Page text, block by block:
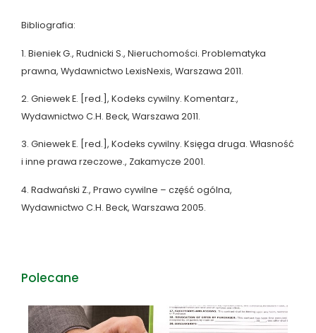
Bibliografia:
1. Bieniek G., Rudnicki S., Nieruchomości. Problematyka
prawna, Wydawnictwo LexisNexis, Warszawa 2011.
2. Gniewek E. [red.], Kodeks cywilny. Komentarz.,
Wydawnictwo C.H. Beck, Warszawa 2011.
3. Gniewek E. [red.], Kodeks cywilny. Księga druga. Własność
i inne prawa rzeczowe., Zakamycze 2001.
4. Radwański Z., Prawo cywilne – część ogólna,
Wydawnictwo C.H. Beck, Warszawa 2005.
Polecane